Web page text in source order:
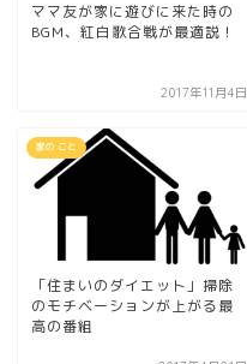
ママ友が家に遊びに来た時の
BGM、紅白歌合戦が最適説！
2017年11月4日
家の こと
「住まいのダイエット」掃除
のモチベーションが上がる最
高の番組